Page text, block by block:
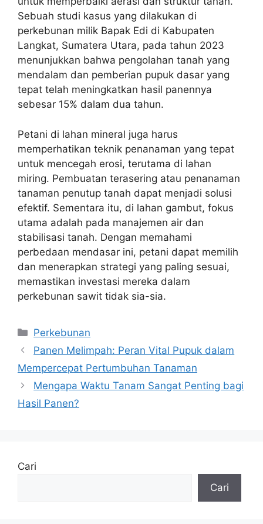
Sebuah studi kasus yang dilakukan di
perkebunan milik Bapak Edi di Kabupaten
Langkat, Sumatera Utara, pada tahun 2023
menunjukkan bahwa pengolahan tanah yang
mendalam dan pemberian pupuk dasar yang
tepat telah meningkatkan hasil panennya
sebesar 15% dalam dua tahun.
Petani di lahan mineral juga harus
memperhatikan teknik penanaman yang tepat
untuk mencegah erosi, terutama di lahan
miring. Pembuatan terasering atau penanaman
tanaman penutup tanah dapat menjadi solusi
efektif. Sementara itu, di lahan gambut, fokus
utama adalah pada manajemen air dan
stabilisasi tanah. Dengan memahami
perbedaan mendasar ini, petani dapat memilih
dan menerapkan strategi yang paling sesuai,
memastikan investasi mereka dalam
perkebunan sawit tidak sia-sia.
Kategori
Perkebunan
Panen Melimpah: Peran Vital Pupuk dalam
Mempercepat Pertumbuhan Tanaman
Mengapa Waktu Tanam Sangat Penting bagi
Hasil Panen?
Cari
Cari